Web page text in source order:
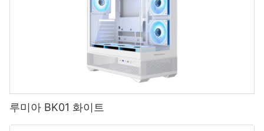
루미아 BK01 화이트